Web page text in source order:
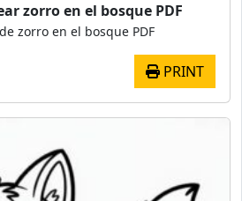
zorro en el bosque PDF
zorro en el bosque PDF
PRINT